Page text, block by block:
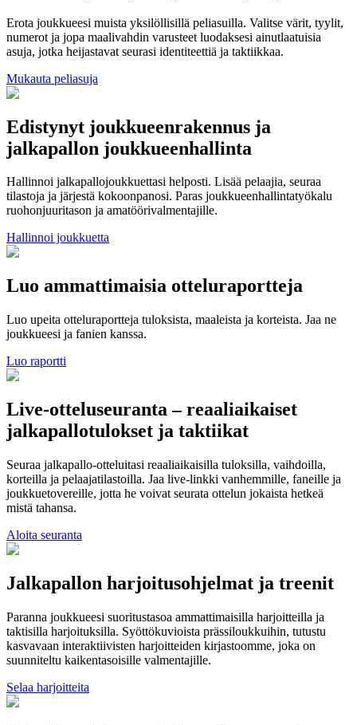
Erota joukkueesi muista yksilöllisillä peliasuilla. Valitse värit, tyylit,
numerot ja jopa maalivahdin varusteet luodaksesi ainutlaatuisia
asuja, jotka heijastavat seurasi identiteettiä ja taktiikkaa.
Mukauta peliasuja
Edistynyt joukkueenrakennus ja
jalkapallon joukkueenhallinta
Hallinnoi jalkapallojoukkuettasi helposti. Lisää pelaajia, seuraa
tilastoja ja järjestä kokoonpanosi. Paras joukkueenhallintatyökalu
ruohonjuuritason ja amatöörivalmentajille.
Hallinnoi joukkuetta
Luo ammattimaisia otteluraportteja
Luo upeita otteluraportteja tuloksista, maaleista ja korteista. Jaa ne
joukkueesi ja fanien kanssa.
Luo raportti
Live-otteluseuranta – reaaliaikaiset
jalkapallotulokset ja taktiikat
Seuraa jalkapallo-otteluitasi reaaliaikaisilla tuloksilla, vaihdoilla,
korteilla ja pelaajatilastoilla. Jaa live-linkki vanhemmille, faneille ja
joukkuetovereille, jotta he voivat seurata ottelun jokaista hetkeä
mistä tahansa.
Aloita seuranta
Jalkapallon harjoitusohjelmat ja treenit
Paranna joukkueesi suoritustasoa ammattimaisilla harjoitteilla ja
taktisilla harjoituksilla. Syöttökuvioista prässiloukkuihin, tutustu
kasvavaan interaktiivisten harjoitteiden kirjastoomme, joka on
suunniteltu kaikentasoisille valmentajille.
Selaa harjoitteita